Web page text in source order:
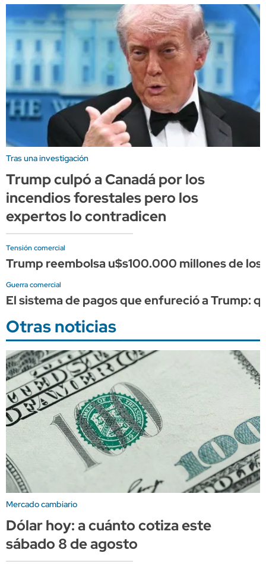
Tras una investigación
Trump culpó a Canadá por los
incendios forestales pero los
expertos lo contradicen
Tensión comercial
Trump reembolsa u$s100.000 millones de los
Guerra comercial
El sistema de pagos que enfureció a Trump:
Otras noticias
Mercado cambiario
Dólar hoy: a cuánto cotiza este
sábado 8 de agosto